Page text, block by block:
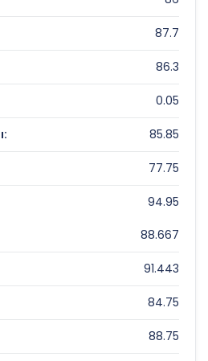
ve Önemli
Fiyat:
87.7 TL
62.65303922 TL
87.7
86.3
0.05
85.85
77.75
94.95
88.667
91.443
84.75
88.75